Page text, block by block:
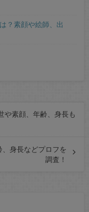
？素顔や絵師、出
や素顔、年齢、身長も
身長などプロフを
調査！